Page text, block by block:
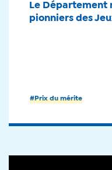
#Prix du mérite
Le Département
pionniers des